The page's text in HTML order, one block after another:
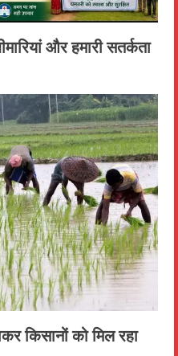
और हमारी सतर्कता
किसानों को मिल रहा